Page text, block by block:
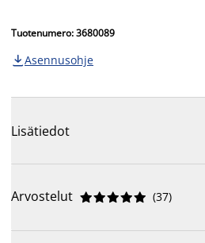
Tuotenumero: 3680089
 Asennusohje
Lisätiedot
Arvostelut 




 (37)